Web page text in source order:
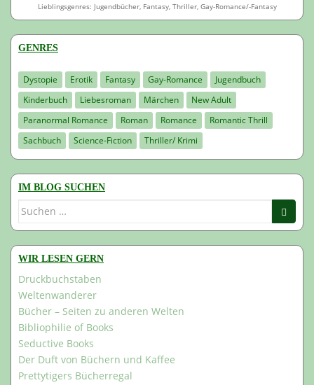
Lieblingsgenres: Jugendbücher, Fantasy, Thriller, Gay-Romance/-Fantasy
GENRES
Dystopie Erotik Fantasy Gay-Romance
Jugendbuch
Kinderbuch
Liebesroman Märchen
New Adult
Paranormal Romance
Roman Romance
Romantic Thrill
Sachbuch
Science-Fiction Thriller/ Krimi
IM BLOG SUCHEN
Suchen
WIR LESEN GERN
Druckbuchstaben
Weltenwanderer
Bücher – Seiten zu anderen Welten
Bibliophilie of Books
Seductive Books
Der Duft von Büchern und Kaffee
Prettytigers Bücherregal